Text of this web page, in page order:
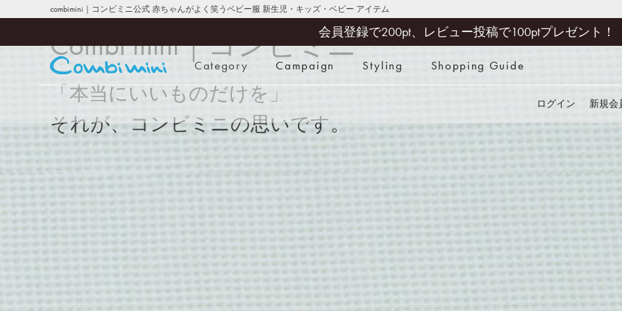
combimini｜コンビミニ公式 赤ちゃんがよく笑うベビー服 新生児・キッズ・ベビー アイテム
会員登録で200pt、レビュー投稿で100ptプレゼント！
Category Campaign Styling Shopping Guide
ログイン 新規会
検索
Combi mini｜コンビミニ
「本当にいいものだけを」
それが、コンビミニの思いです。